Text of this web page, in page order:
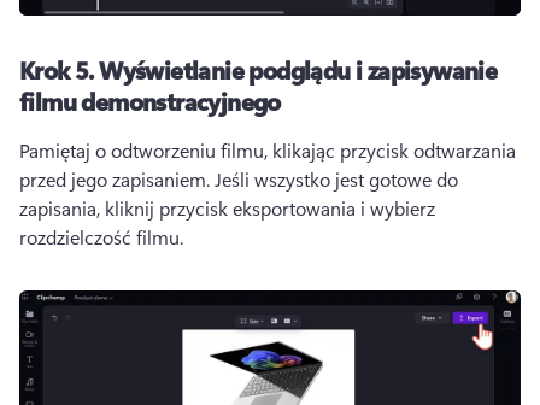
Krok 5.Wyświetlanie podglądu i zapisywanie
filmu demonstracyjnego
Pamiętaj o odtworzeniu filmu, klikając przycisk odtwarzania
przed jego zapisaniem. Jeśli wszystko jest gotowe do
zapisania, kliknij przycisk eksportowania i wybierz
rozdzielczość filmu.